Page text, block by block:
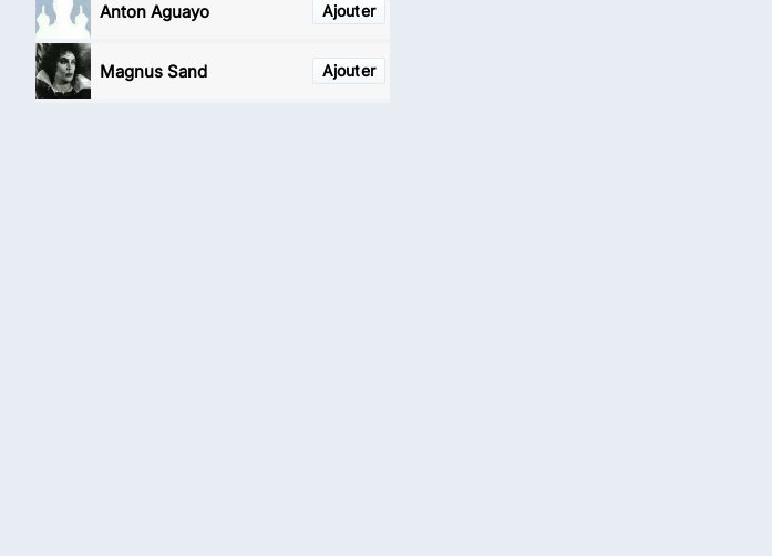
Ajouter
Anton Aguayo
Ajouter
Magnus Sand